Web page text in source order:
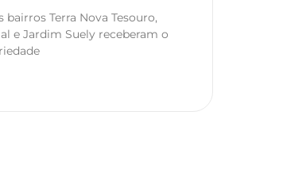
bairros Terra Nova Tesouro,
e Jardim Suely receberam o